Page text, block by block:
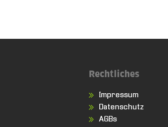
Rechtliches
Impressum
Datenschutz
AGBs